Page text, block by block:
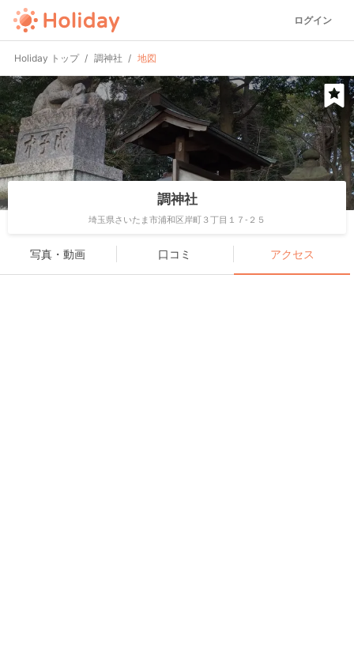
ログイン
Holiday トップ 調神社 地図
調神社
埼玉県さいたま市浦和区岸町３丁目１７-２５
写真・動画 口コミ アクセス